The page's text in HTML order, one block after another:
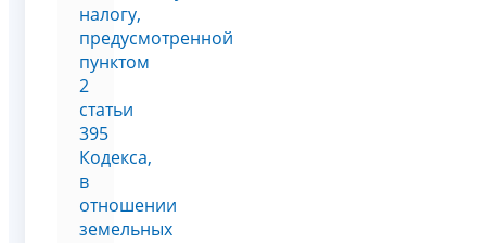
налогу,
предусмотренной
пунктом
2
статьи
395
Кодекса,
в
отношении
земельных